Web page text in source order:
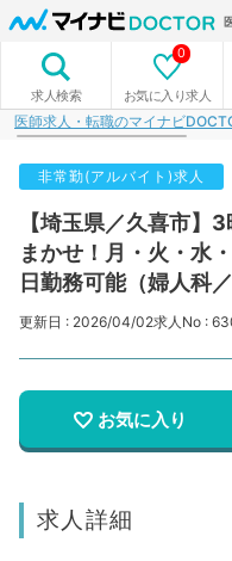
求人検索 お気に入り求人
0
医師求人・転職のマイナビ
非常勤(アルバイト)求人
【埼玉県／久喜市】
まかせ！月・火・水
日勤務可能（婦人科／
更新日 : 2026/04/02求人No :
お気に入り
求人詳細